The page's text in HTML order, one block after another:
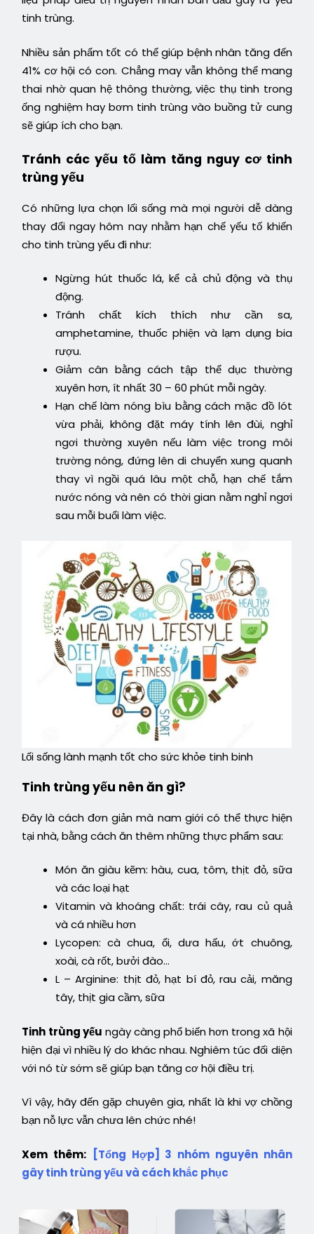
tinh trùng.
Nhiều sản phẩm tốt có thể giúp bệnh nhân tăng đến
41% cơ hội có con. Chẳng may vẫn không thể mang
thai nhờ quan hệ thông thường, việc thụ tinh trong
ống nghiệm hay bơm tinh trùng vào buồng tử cung
sẽ giúp ích cho bạn.
Tránh các yếu tố làm tăng nguy cơ tinh
trùng yếu
Có những lựa chọn lối sống mà mọi người dễ dàng
thay đổi ngay hôm nay nhằm hạn chế yếu tố khiến
cho tinh trùng yếu đi như:
Ngừng hút thuốc lá, kể cả chủ động và thụ
động.
Tránh chất kích thích như cần sa,
amphetamine, thuốc phiện và lạm dụng bia
rượu.
Giảm cân bằng cách tập thể dục thường
xuyên hơn, ít nhất 30 – 60 phút mỗi ngày.
Hạn chế làm nóng bìu bằng cách mặc đồ lót
vừa phải, không đặt máy tính lên đùi, nghỉ
ngơi thường xuyên nếu làm việc trong môi
trường nóng, đứng lên di chuyển xung quanh
thay vì ngồi quá lâu một chỗ, hạn chế tắm
nước nóng và nên có thời gian nằm nghỉ ngơi
sau mỗi buổi làm việc.
Lối sống lành mạnh tốt cho sức khỏe tinh binh
Tinh trùng yếu nên ăn gì?
Đây là cách đơn giản mà nam giới có thể thực hiện
tại nhà, bằng cách ăn thêm những thực phẩm sau:
Món ăn giàu kẽm: hàu, cua, tôm, thịt đỏ, sữa
và các loại hạt
Vitamin và khoáng chất: trái cây, rau củ quả
và cá nhiều hơn
Lycopen: cà chua, ổi, dưa hấu, ớt chuông,
xoài, cà rốt, bưởi đào…
L – Arginine: thịt đỏ, hạt bí đỏ, rau cải, măng
tây, thịt gia cầm, sữa
Tinh trùng yếu ngày càng phổ biến hơn trong xã hội
hiện đại vì nhiều lý do khác nhau. Nghiêm túc đối diện
với nó từ sớm sẽ giúp bạn tăng cơ hội điều trị.
Vì vậy, hãy đến gặp chuyên gia, nhất là khi vợ chồng
bạn nỗ lực vẫn chưa lên chức nhé!
Xem thêm:
[Tổng Hợp] 3 nhóm nguyên nhân
gây tinh trùng yếu và cách khắc phục